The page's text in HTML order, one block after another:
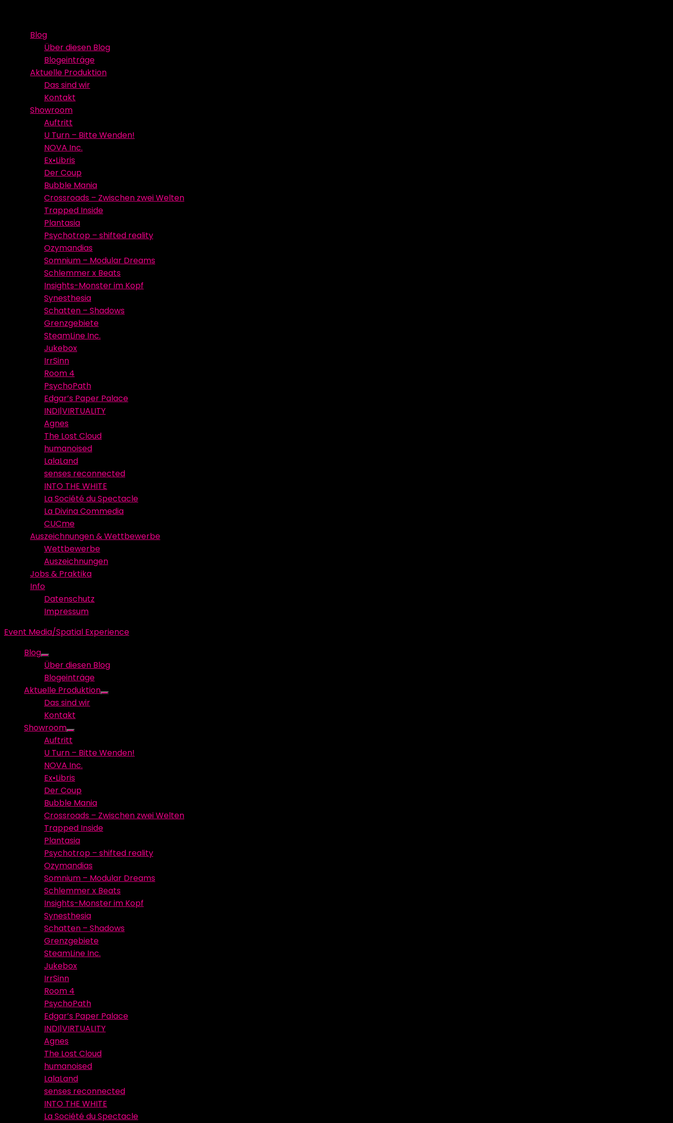
contentBlog
Über diesen Blog
Blogeinträge
Aktuelle Produktion
Das sind wir
Kontakt
Showroom
Auftritt
U Turn – Bitte Wenden!
NOVA Inc.
Ex•Libris
Der Coup
Bubble Mania
Crossroads – Zwischen zwei Welten
Trapped Inside
Plantasia
Psychotrop – shifted reality
Ozymandias
Somnium – Modular Dreams
Schlemmer x Beats
Insights-Monster im Kopf
Synesthesia
Schatten – Shadows
Grenzgebiete
SteamLine Inc.
Jukebox
IrrSinn
Room 4
PsychoPath
Edgar’s Paper Palace
INDI|VIRTUALITY
Agnes
The Lost Cloud
humanoised
LalaLand
senses reconnected
INTO THE WHITE
La Société du Spectacle
La Divina Commedia
CUCme
Auszeichnungen & Wettbewerbe
Wettbewerbe
Auszeichnungen
Jobs & Praktika
Info
Datenschutz
Impressum
Event Media/Spatial Experience
Blog
Show
sub
menu
Über diesen Blog
Blogeinträge
Aktuelle Produktion
Show
Das sind wir
Kontakt
Showroom
Show
sub
menu
Auftritt
U Turn – Bitte Wenden!
NOVA Inc.
Ex•Libris
Der Coup
Bubble Mania
Crossroads – Zwischen zwei Welten
Trapped Inside
Plantasia
Psychotrop – shifted reality
Ozymandias
Somnium – Modular Dreams
Schlemmer x Beats
Insights-Monster im Kopf
Synesthesia
Schatten – Shadows
Grenzgebiete
SteamLine Inc.
Jukebox
IrrSinn
Room 4
PsychoPath
Edgar’s Paper Palace
INDI|VIRTUALITY
Agnes
The Lost Cloud
humanoised
LalaLand
senses reconnected
INTO THE WHITE
La Société du Spectacle